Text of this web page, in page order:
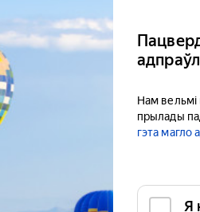
Нам
прылады
гэта магло
Я